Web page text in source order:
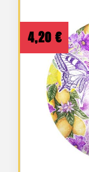
4,20 €